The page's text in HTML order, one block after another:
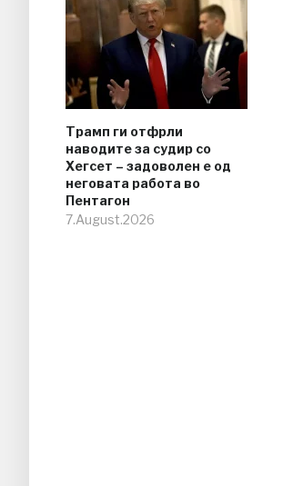
Трамп ги отфрли
наводите за судир со
Хегсет – задоволен е од
неговата работа во
Пентагон
7.August.2026